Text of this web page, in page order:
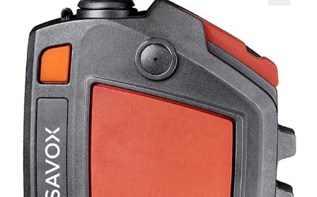
Ajankohtaista
Yhteystiedot